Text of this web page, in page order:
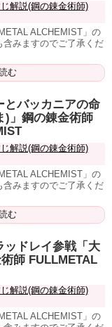
解説(鋼の錬金術師)
ALCHEMIST」の
みますのでご了承くだ
む
とバッカニアの命
)」鋼の錬金術師
解説(鋼の錬金術師)
ALCHEMIST」の
みますのでご了承くだ
む
ッドレイ参戦「大
師 FULLMETAL
解説(鋼の錬金術師)
ALCHEMIST」の